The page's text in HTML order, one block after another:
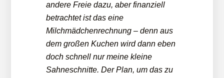
andere Freie dazu, aber finanziell
betrachtet ist das eine
Milchmädchenrechnung – denn aus
dem großen Kuchen wird dann eben
doch schnell nur meine kleine
Sahneschnitte. Der Plan, um das zu